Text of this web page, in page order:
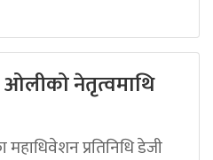
नेतृत्वमाथि
प्रतिनिधि डेजी